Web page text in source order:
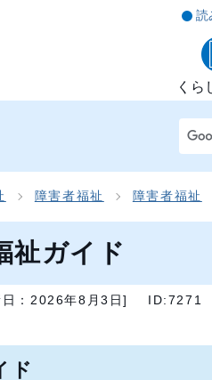
読
くら
障害者福祉 障害者福祉
祉ガイド
日：2026年8月3日] ID:7271
ド